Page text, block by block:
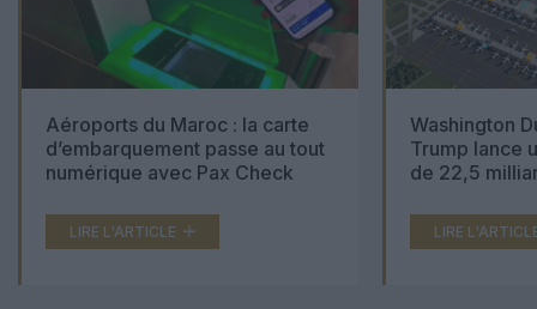
Aéroports du Maroc : la carte
d’embarquement passe au tout
numérique avec Pax Check
LIRE L'ARTICLE
Washington
Trump lance
de 22,5
LIRE